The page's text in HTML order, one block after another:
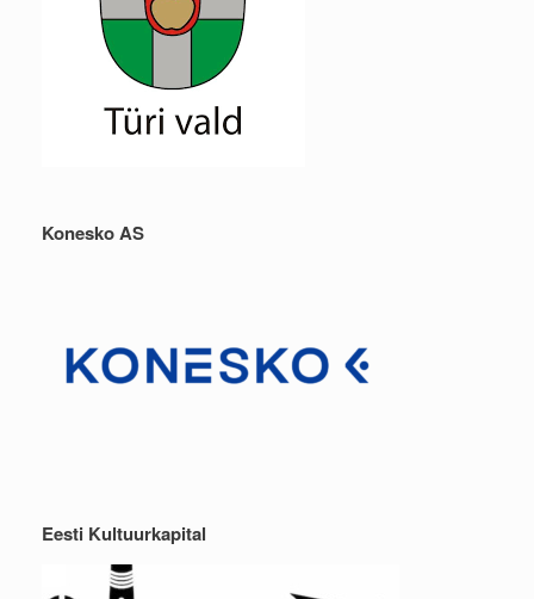
Konesko AS
Eesti Kultuurkapital